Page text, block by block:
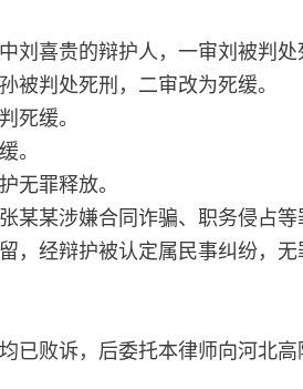
喜贵的辩护人，一审刘被判处
被判处死刑，二审改为死缓。
死缓。
。
无罪释放。
某涉嫌合同诈骗、职务侵占等
经辩护被认定属民事纠纷，无
败诉，后委托本律师向河北